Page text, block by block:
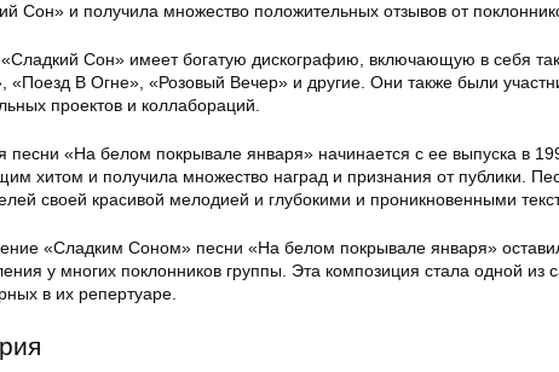
Сон» и получила множество положительных отзывов от
«Сладкий Сон» имеет богатую дискографию, включающую в себя
«Поезд В Огне», «Розовый Вечер» и другие. Они также были
проектов и коллабораций.
песни «На белом покрывале января» начинается с ее выпуска в
хитом и получила множество наград и признания от публики.
своей красивой мелодией и глубокими и проникновенными
«Сладким Соном» песни «На белом покрывале января»
у многих поклонников группы. Эта композиция стала одной из
в их репертуаре.